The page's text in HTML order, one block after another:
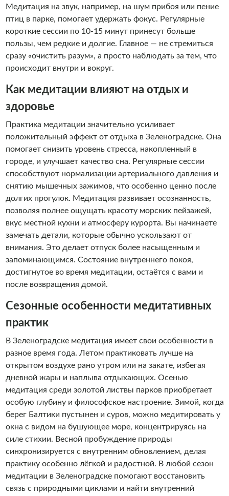
Медитация на звук, например, на шум прибоя или пение
птиц в парке, помогает удержать фокус. Регулярные
короткие сессии по 10-15 минут принесут больше
пользы, чем редкие и долгие. Главное — не стремиться
сразу «очистить разум», а просто наблюдать за тем, что
происходит внутри и вокруг.
Как медитации влияют на отдых и
здоровье
Практика медитации значительно усиливает
положительный эффект от отдыха в Зеленоградске. Она
помогает снизить уровень стресса, накопленный в
городе, и улучшает качество сна. Регулярные сессии
способствуют нормализации артериального давления и
снятию мышечных зажимов, что особенно ценно после
долгих прогулок. Медитация развивает осознанность,
позволяя полнее ощущать красоту морских пейзажей,
вкус местной кухни и атмосферу курорта. Вы начинаете
замечать детали, которые обычно ускользают от
внимания. Это делает отпуск более насыщенным и
запоминающимся. Состояние внутреннего покоя,
достигнутое во время медитации, остаётся с вами и
после возвращения домой.
Сезонные особенности медитативных
практик
В Зеленоградске медитация имеет свои особенности в
разное время года. Летом практиковать лучше на
открытом воздухе рано утром или на закате, избегая
дневной жары и наплыва отдыхающих. Осенью
медитация среди золотой листвы парков приобретает
особую глубину и философское настроение. Зимой, когда
берег Балтики пустынен и суров, можно медитировать у
окна с видом на бушующее море, концентрируясь на
силе стихии. Весной пробуждение природы
синхронизируется с внутренним обновлением, делая
практику особенно лёгкой и радостной. В любой сезон
медитации в Зеленоградске помогают восстановить
связь с природными циклами и найти внутренний